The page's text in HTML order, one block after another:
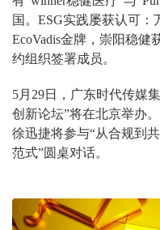
国。ESG实践屡获认可
EcoVadis金牌，崇阳稳健
约组织签署成员。
5月29日，广东时代传媒
创新论坛”将在北京举办
徐迅捷将参与“从合规到
范式”圆桌对话。